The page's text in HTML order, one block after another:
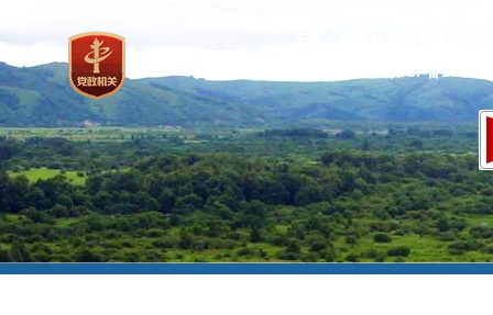
京ICP备